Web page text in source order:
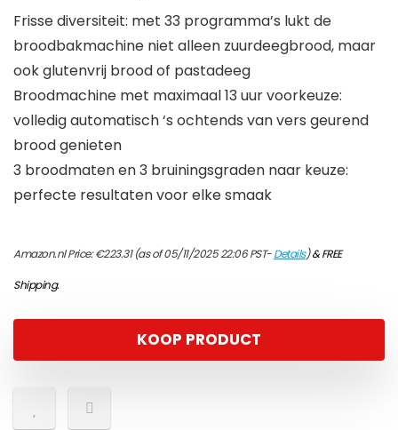
Frisse diversiteit: met 33 programma’s lukt de
broodbakmachine niet alleen zuurdeegbrood, maar
ook glutenvrij brood of pastadeeg
Broodmachine met maximaal 13 uur voorkeuze:
volledig automatisch ‘s ochtends van vers geurend
brood genieten
3 broodmaten en 3 bruiningsgraden naar keuze:
perfecte resultaten voor elke smaak
Amazon.nl Price:€223.31(as of 05/11/2025 22:06 PST-Details)&FREE
Shipping.
KOOP PRODUCT